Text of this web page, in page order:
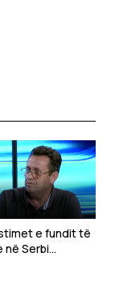
e fundit të
në Serbi